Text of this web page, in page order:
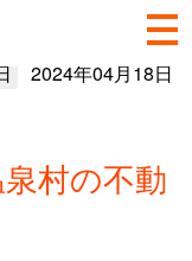
2024年04月18日
村の不動